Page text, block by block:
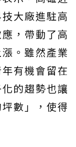
大廠進駐高
，帶動了高
。雖然產業
有機會留在
的趨勢也讓
數」，使得